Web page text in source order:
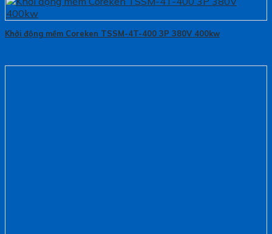
Khởi động mềm Coreken TSSM-4T-400 3P 380V 400kw